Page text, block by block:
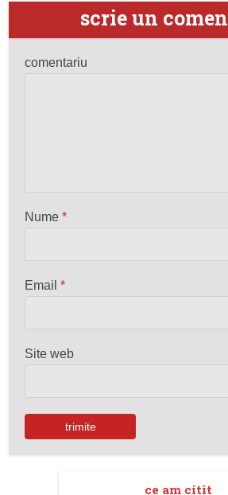
scrie un
comentariu
Nume*
Email*
Site web
ce am citit